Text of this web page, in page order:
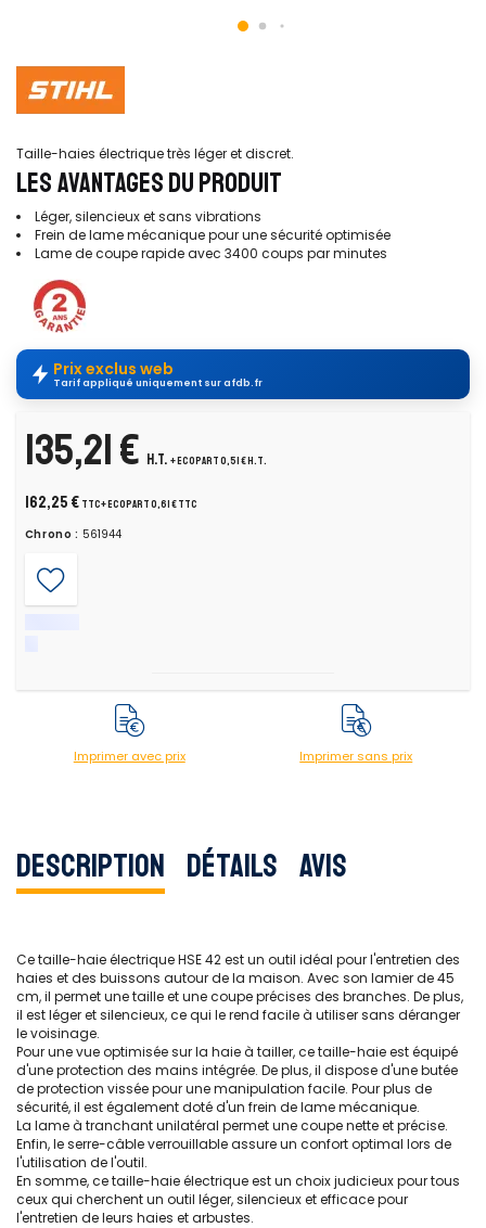
Taille-haies électrique très léger et discret.
LES AVANTAGES DU PRODUIT
Léger, silencieux et sans vibrations
Frein de lame mécanique pour une sécurité optimisée
Lame de coupe rapide avec 3400 coups par minutes
Prix exclus web
Tarif appliqué uniquement sur afdb.fr
135,21 € H.T. + ecopart 0,51 € H.T.
162,25 € TTC+ ecopart 0,61 € TTC
Chrono : 561944
Imprimer avec prix Imprimer sans prix
Description Détails Avis
Ce taille-haie électrique HSE 42 est un outil idéal pour l'entretien des
haies et des buissons autour de la maison. Avec son lamier de 45
cm, il permet une taille et une coupe précises des branches. De plus,
il est léger et silencieux, ce qui le rend facile à utiliser sans déranger
le voisinage.
Pour une vue optimisée sur la haie à tailler, ce taille-haie est équipé
d'une protection des mains intégrée. De plus, il dispose d'une butée
de protection vissée pour une manipulation facile. Pour plus de
sécurité, il est également doté d'un frein de lame mécanique.
La lame à tranchant unilatéral permet une coupe nette et précise.
Enfin, le serre-câble verrouillable assure un confort optimal lors de
l'utilisation de l'outil.
En somme, ce taille-haie électrique est un choix judicieux pour tous
ceux qui cherchent un outil léger, silencieux et efficace pour
l'entretien de leurs haies et arbustes.